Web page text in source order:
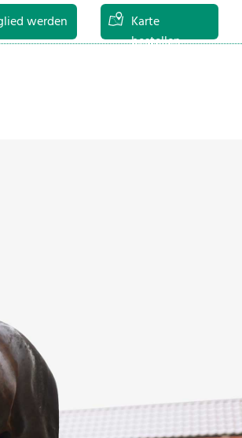
Karte
bestellen
werden